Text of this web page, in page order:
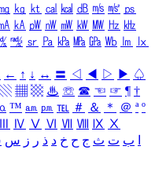
㎏ ㏏ ㎈ ㎉ ㏈ ㎧ ㎨ ㎰
㎄ ㎺ ㎻ ㎽ ㎾ ㎿ ㎐ ㎑
㎯ ㏛ ㎩ ㎪ ㎫ ㎬ ㏝ ㏐
㏓
← ↑ ↓ ↔ 〓 ◁ ◀ ▷ ▶ ♤
▧ ▦ ▩ ♨ ☏ ☎ ☜ ☞ ¶ †
™ ㏂ ㏘ ℡ ＃ ＆ ＊ ＠ ª º
Ⅳ Ⅴ Ⅵ Ⅶ Ⅷ Ⅸ Ⅹ
ب ت ث ج ح خ د ذ ر ز س